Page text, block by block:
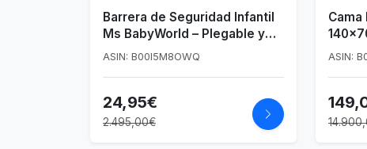
Barrera de Seguridad Infantil
Ms BabyWorld – Plegable y
Portátil de 150 cm
ASIN: B00I5M8OWQ
24,95€
2.495,00€
Blanca
ASIN: